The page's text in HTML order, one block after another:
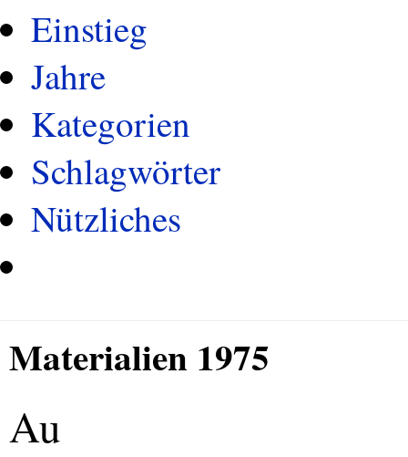
Einstieg
Jahre
Kategorien
Schlagwörter
Nützliches
Materialien 1975
Au